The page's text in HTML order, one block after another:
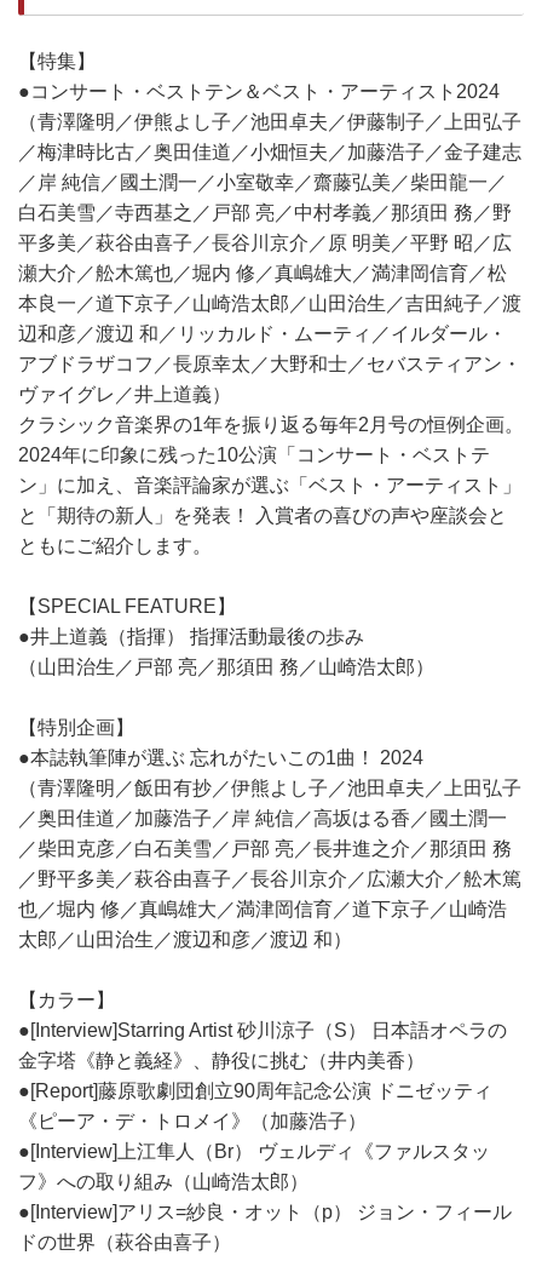
【特集】
●コンサート・ベストテン＆ベスト・アーティスト2024
（青澤隆明／伊熊よし子／池田卓夫／伊藤制子／上田弘子
／梅津時比古／奥田佳道／小畑恒夫／加藤浩子／金子建志
／岸 純信／國土潤一／小室敬幸／齋藤弘美／柴田龍一／
白石美雪／寺西基之／戸部 亮／中村孝義／那須田 務／野
平多美／萩谷由喜子／長谷川京介／原 明美／平野 昭／広
瀬大介／舩木篤也／堀内 修／真嶋雄大／満津岡信育／松
本良一／道下京子／山崎浩太郎／山田治生／吉田純子／渡
辺和彦／渡辺 和／リッカルド・ムーティ／イルダール・
アブドラザコフ／長原幸太／大野和士／セバスティアン・
ヴァイグレ／井上道義）
クラシック音楽界の1年を振り返る毎年2月号の恒例企画。
2024年に印象に残った10公演「コンサート・ベストテ
ン」に加え、音楽評論家が選ぶ「ベスト・アーティスト」
と「期待の新人」を発表！ 入賞者の喜びの声や座談会と
ともにご紹介します。
【SPECIAL FEATURE】
●井上道義（指揮） 指揮活動最後の歩み
（山田治生／戸部 亮／那須田 務／山崎浩太郎）
【特別企画】
●本誌執筆陣が選ぶ 忘れがたいこの1曲！ 2024
（青澤隆明／飯田有抄／伊熊よし子／池田卓夫／上田弘子
／奥田佳道／加藤浩子／岸 純信／高坂はる香／國土潤一
／柴田克彦／白石美雪／戸部 亮／長井進之介／那須田 務
／野平多美／萩谷由喜子／長谷川京介／広瀬大介／舩木篤
也／堀内 修／真嶋雄大／満津岡信育／道下京子／山崎浩
太郎／山田治生／渡辺和彦／渡辺 和）
【カラー】
●[Interview]Starring Artist 砂川涼子（S） 日本語オペラの
金字塔《静と義経》、静役に挑む（井内美香）
●[Report]藤原歌劇団創立90周年記念公演 ドニゼッティ
《ピーア・デ・トロメイ》（加藤浩子）
●[Interview]上江隼人（Br） ヴェルディ《ファルスタッ
フ》への取り組み（山崎浩太郎）
●[Interview]アリス=紗良・オット（p） ジョン・フィール
ドの世界（萩谷由喜子）